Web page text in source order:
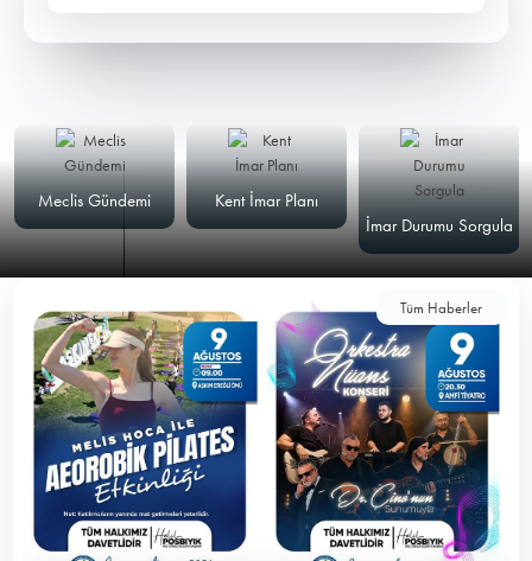
Meclis Gündemi
Kent İmar Planı
İmar Durumu Sorgula
Tüm Haberler